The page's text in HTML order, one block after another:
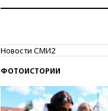
Новости СМИ2
ФОТОИСТОРИИ